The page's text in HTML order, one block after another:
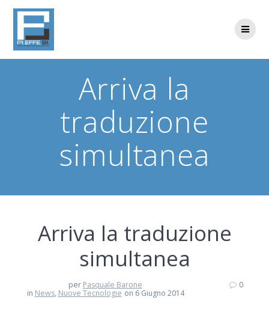
Arriva la
traduzione
simultanea
Arriva la traduzione
simultanea
per Pasquale Barone
in News, Nuove Tecnologie on 6 Giugno 2014
0